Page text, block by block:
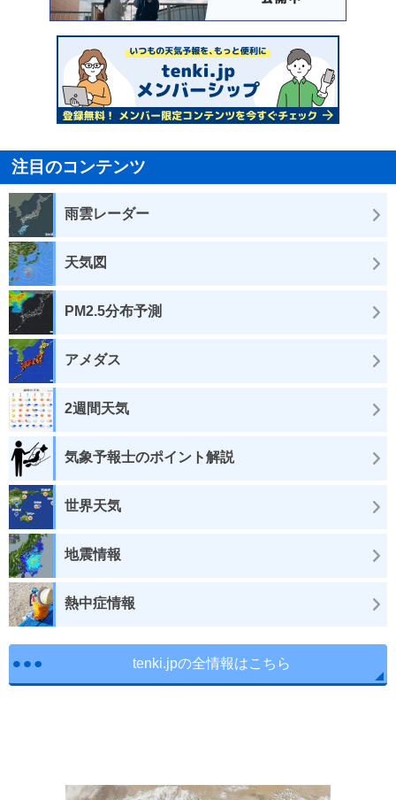
注目のコンテンツ
雨雲レーダー
天気図
PM2.5分布予測
アメダス
2週間天気
気象予報士のポイント解説
世界天気
地震情報
熱中症情報
tenki.jpの全情報はこちら